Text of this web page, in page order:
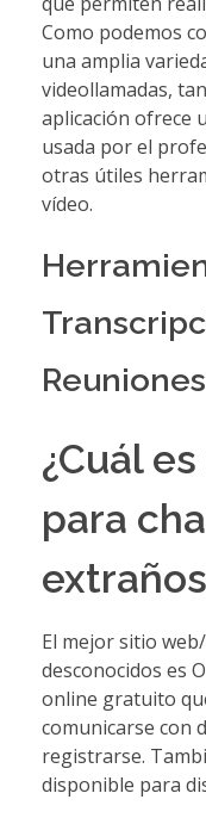
Como podemos
una amplia
videollamadas,
aplicación ofrece
usada por el
otras útiles
vídeo.
Reuniones
¿Cuál
para
El mejor sitio
desconocidos es
online gratuito
comunicarse con
registrarse.
disponible para